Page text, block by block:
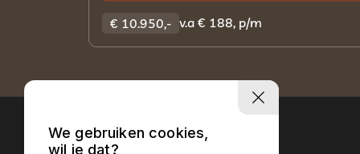
€ 10.950,- v.a € 188, p/m
We gebruiken cookies,
wil je dat?